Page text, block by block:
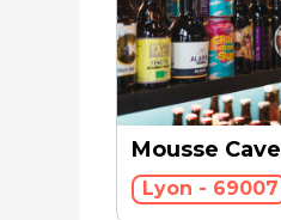
Mousse Cave
Lyon - 69007